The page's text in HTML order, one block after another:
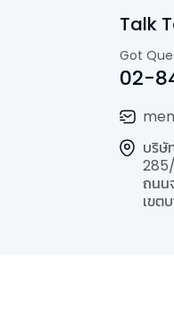
Talk
Got
02-
บริษั
ถนน
เขต